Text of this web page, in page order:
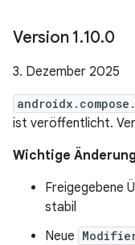
Version 1.10.0
3. Dezember 2025
ist veröffentlicht.
Wichtige
Freigegebene
stabil
Neue